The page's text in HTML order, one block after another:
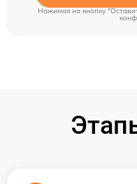
Нажимая на кнопку